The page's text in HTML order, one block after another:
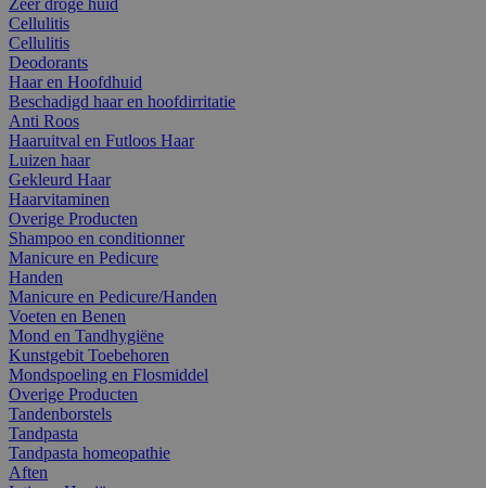
Cellulitis
Cellulitis
Deodorants
Haar en Hoofdhuid
Beschadigd haar en hoofdirritatie
Anti Roos
Haaruitval en Futloos Haar
Luizen haar
Gekleurd Haar
Haarvitaminen
Overige Producten
Shampoo en conditionner
Manicure en Pedicure
Handen
Manicure en Pedicure/Handen
Voeten en Benen
Mond en Tandhygiëne
Kunstgebit Toebehoren
Mondspoeling en Flosmiddel
Overige Producten
Tandenborstels
Tandpasta
Tandpasta homeopathie
Aften